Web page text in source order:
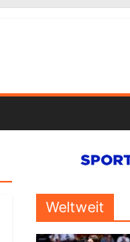
Weltweit